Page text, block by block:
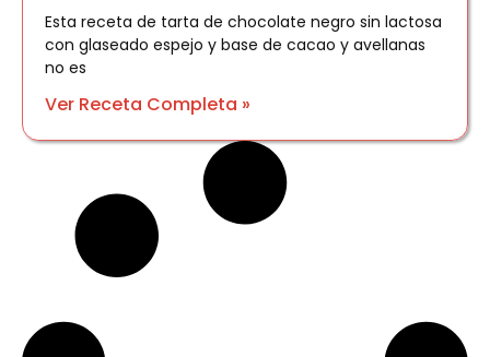
Esta receta de tarta de chocolate negro sin lactosa
con glaseado espejo y base de cacao y avellanas
no es
Ver Receta Completa »